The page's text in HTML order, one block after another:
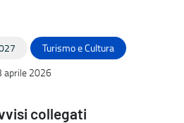
Turismo e Cultura
aprile 2026
collegati